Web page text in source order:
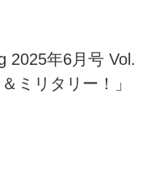
2025年6月号 Vol.
ミリタリー！」